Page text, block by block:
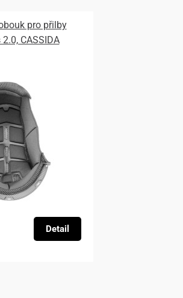
pro přilby
CASSIDA
Detail